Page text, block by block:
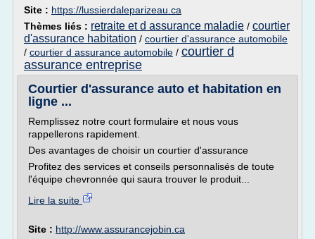
Site : https://lussierdaleparizeau.ca
Thèmes liés : retraite et d assurance maladie / courtier
d'assurance habitation / courtier d'assurance automobile
/ courtier d assurance automobile / courtier d
assurance entreprise
Courtier d'assurance auto et habitation en
ligne ...
Remplissez notre court formulaire et nous vous
rappellerons rapidement.
Des avantages de choisir un courtier d'assurance
Profitez des services et conseils personnalisés de toute
l'équipe chevronnée qui saura trouver le produit...
Lire la suite
Site : http://www.assurancejobin.ca